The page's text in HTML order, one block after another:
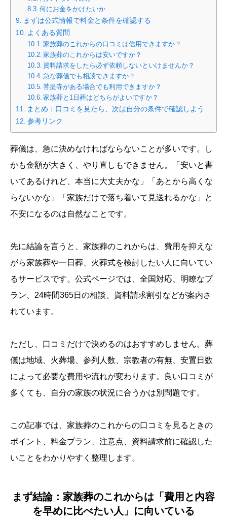
何にお金をかけたいか
まずは公式情報で料金と条件を確認する
よくある質問
家族葬のこれからの口コミは信用できますか？
家族葬のこれからは安いですか？
資料請求をしたら必ず依頼しないといけませんか？
急な葬儀でも相談できますか？
菩提寺がある場合でも利用できますか？
家族葬と1日葬はどちらがよいですか？
まとめ：口コミを見たら、次は自分の条件で確認しよう
参考リンク
葬儀は、急に決めなければならないことが多いです。し
かも金額が大きく、やり直しもできません。「安いと書
いてあるけれど、本当に大丈夫かな」「あとから高くな
らないかな」「家族だけで落ち着いて見送れるかな」と
不安になるのは自然なことです。
先に結論を言うと、家族葬のこれからは、費用を抑えな
がら家族葬や一日葬、火葬式を検討したい人に向いてい
るサービスです。公式ページでは、全国対応、明瞭なプ
ラン、24時間365日の相談、資料請求割引などが案内さ
れています。
ただし、口コミだけで決めるのはおすすめしません。葬
儀は地域、火葬場、参列人数、宗教者の有無、安置日数
によって必要な費用や流れが変わります。良い口コミが
多くても、自分の家族の状況に合うかは別問題です。
この記事では、家族葬のこれからの口コミを見るときの
ポイント、料金プラン、注意点、資料請求前に確認した
いことをわかりやすく整理します。
まず結論：家族葬のこれからは「費用と内容
を早めに比べたい人」に向いている